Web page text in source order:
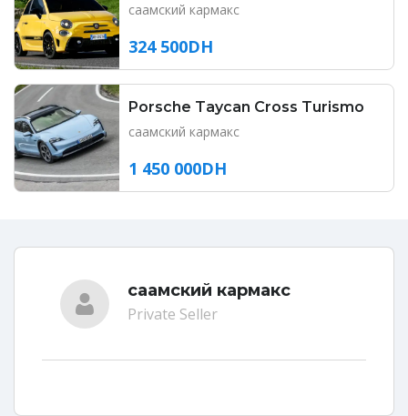
саамский кармакс
324 500DH
Porsche Taycan Cross Turismo
саамский кармакс
1 450 000DH
саамский кармакс
Private Seller